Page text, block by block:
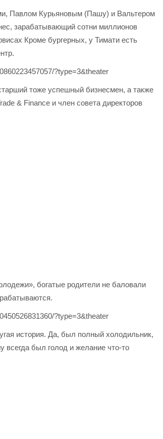
Павлом Курьяновым (Пашу) и Вальтером
зарабатывающий сотни миллионов
Кроме бургерных, у Тимати есть
?type=3&theater
тоже успешный бизнесмен, а также
& Finance и член совета директоров
богатые родители не баловали
?type=3&theater
история. Да, был полный холодильник,
всегда был голод и желание что-то